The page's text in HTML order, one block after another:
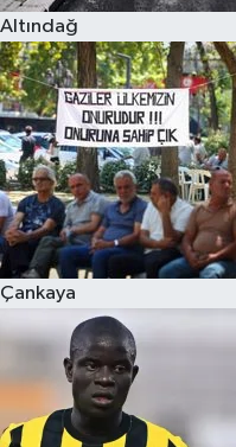
Altındağ
Çankaya